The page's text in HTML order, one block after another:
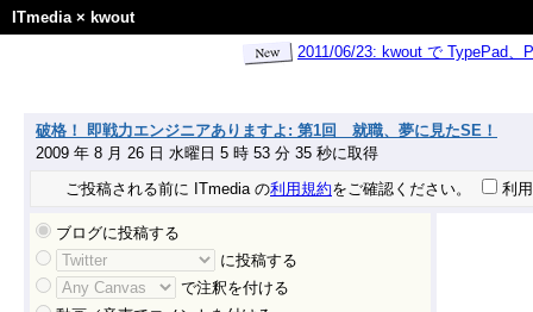
ITmedia× kwout
2011/06/23: kwout で TypePad
破格！ 即戦力エンジニアありますよ: 第1回 就職、夢に見たSE！
2009 年 8 月 26 日 水曜日 5 時 53 分 35 秒に取得
ご投稿される前に ITmedia の利用規約をご確認ください。 利
ブログに投稿する
に投稿する
で注釈を付ける